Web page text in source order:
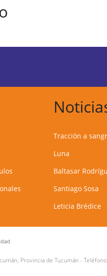
Tracción a
Luna
Baltasar
Santiago Sosa
Leticia Brédice
Provincia de Tucumán -